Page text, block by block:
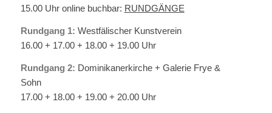
15.00 Uhr online buchbar: RUNDGÄNGE
Rundgang 1: Westfälischer Kunstverein
16.00 + 17.00 + 18.00 + 19.00 Uhr
Rundgang 2: Dominikanerkirche + Galerie Frye &
Sohn
17.00 + 18.00 + 19.00 + 20.00 Uhr